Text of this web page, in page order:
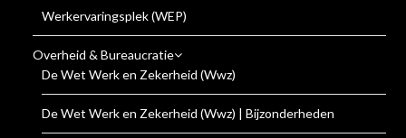
Werkervaringsplek (WEP)
Overheid & Bureaucratie
De Wet Werk en Zekerheid (Wwz)
De Wet Werk en Zekerheid (Wwz) | Bijzonderheden